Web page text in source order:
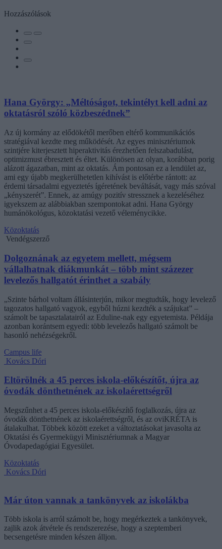
Hozzászólások
Hana György: „Méltóságot, tekintélyt kell adni az
oktatásról szóló közbeszédnek”
Az új kormány az elődökétől merőben eltérő kommunikációs
stratégiával kezdte meg működését. Az egyes minisztériumok
szintjére kiterjesztett hiperaktivitás érezhetően felszabadulást,
optimizmust ébresztett és éltet. Különösen az olyan, korábban porig
alázott ágazatban, mint az oktatás. Ám pontosan ez a lendület az,
ami egy újabb megkerülhetetlen kihívást is előtérbe rántott: az
érdemi társadalmi egyeztetés ígéretének beváltását, vagy más szóval
„kényszerét”. Ennek, az amúgy pozitív stressznek a kezeléséhez
igyekszem az alábbiakban szempontokat adni. Hana György
humánökológus, közoktatási vezető véleménycikke.
Közoktatás
Vendégszerző
Dolgoznának az egyetem mellett, mégsem
vállalhatnak diákmunkát – több mint százezer
levelezős hallgatót érinthet a szabály
„Szinte bárhol voltam állásinterjún, mikor megtudták, hogy levelező
tagozatos hallgató vagyok, egyből húzni kezdték a szájukat” –
számolt be tapasztalatairól az Eduline-nak egy egyetemista. Példája
azonban korántsem egyedi: több levelezős hallgató számolt be
hasonló nehézségekről.
Campus life
Kovács Dóri
Eltörölnék a 45 perces iskola-előkészítőt, újra az
óvodák dönthetnének az iskolaérettségről
Megszűnhet a 45 perces iskola-előkészítő foglalkozás, újra az
óvodák dönthetnének az iskolaérettségről, és az oviKRÉTA is
átalakulhat. Többek között ezeket a változtatásokat javasolta az
Oktatási és Gyermekügyi Minisztériumnak a Magyar
Óvodapedagógiai Egyesület.
Közoktatás
Kovács Dóri
Már úton vannak a tankönyvek az iskolákba
Több iskola is arról számolt be, hogy megérkeztek a tankönyvek,
zajlik azok átvétele és rendszerezése, hogy a szeptemberi
becsengetésre minden készen álljon.